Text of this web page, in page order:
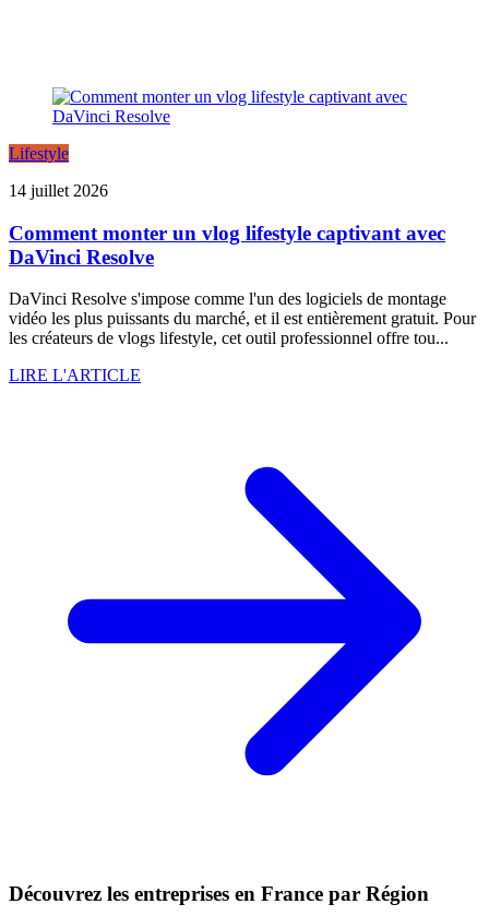
Lifestyle
14 juillet 2026
Comment monter un vlog lifestyle captivant avec
DaVinci Resolve
DaVinci Resolve s'impose comme l'un des logiciels de montage
vidéo les plus puissants du marché, et il est entièrement gratuit. Pour
les créateurs de vlogs lifestyle, cet outil professionnel offre tou...
LIRE L'ARTICLE
Découvrez les entreprises en France par Région